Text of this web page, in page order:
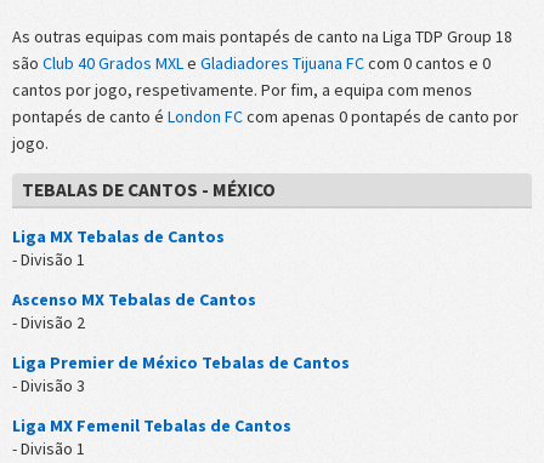
As outras equipas com mais pontapés de canto na Liga TDP Group 18
são Club 40 Grados MXL e Gladiadores Tijuana FCcom 0 cantos e 0
cantos por jogo, respetivamente. Por fim, a equipa com menos
pontapés de canto é London FCcom apenas 0 pontapés de canto por
jogo.
TEBALAS DE CANTOS - MÉXICO
Liga MX Tebalas de Cantos
- Divisão 1
Ascenso MX Tebalas de Cantos
- Divisão 2
Liga Premier de México Tebalas de Cantos
- Divisão 3
Liga MX Femenil Tebalas de Cantos
- Divisão 1